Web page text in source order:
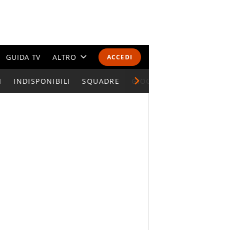
ACCEDI
GUIDA TV ALTRO
CALENDARI E CLASSIFICHE
INDISPONIBILI SQUADRE GIOCATORI SERIE A